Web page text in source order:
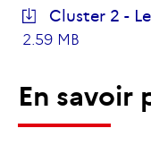
Cluster 2 -
2.59 MB
En savoir